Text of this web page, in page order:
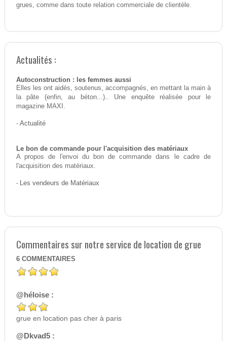
grues, comme dans toute relation commerciale de clientèle.
Actualités :
Autoconstruction : les femmes aussi
Elles les ont aidés, soutenus, accompagnés, en mettant la main à
la pâte (enfin, au béton...).. Une enquête réalisée pour le
magazine MAXI.
- Actualité
Le bon de commande pour l'acquisition des matériaux
A propos de l'envoi du bon de commande dans le cadre de
l'acquisition des matériaux.
- Les vendeurs de Matériaux
Commentaires sur notre service de location de grue
6 COMMENTAIRES
@héloise :
grue en location pas cher à paris
@Dkvad5 :